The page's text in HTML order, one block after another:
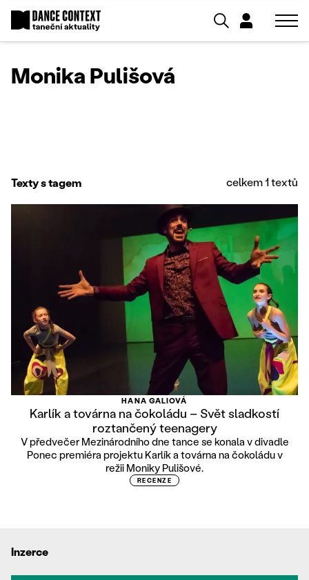
Monika Pulišová
Texty s tagem celkem 1 textů
HANA GALIOVÁ
Karlík a továrna na čokoládu – Svět sladkostí
roztančený teenagery
V předvečer Mezinárodního dne tance se konala v divadle
Ponec premiéra projektu Karlík a továrna na čokoládu v
režii Moniky Pulišové.
RECENZE
Inzerce